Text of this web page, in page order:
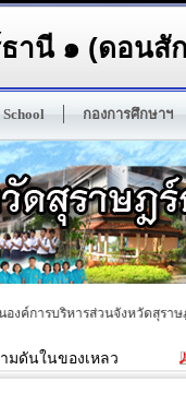
านี ๑ (ดอนสั
School กองการศึกษาฯ
งค์การบริหารส่วนจังหวัดสุรา
มดันในของเหลว